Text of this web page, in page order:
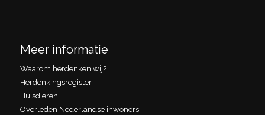
Meer informatie
Waarom herdenken wij?
Herdenkingsregister
Huisdieren
Overleden Nederlandse inwoners